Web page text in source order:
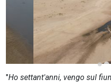
"Ho settant'anni, vengo sul